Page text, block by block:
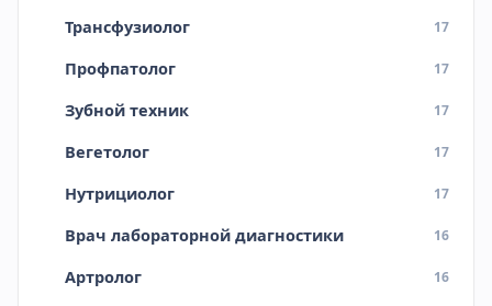
Трансфузиолог 17
Профпатолог 17
Зубной техник 17
Вегетолог 17
Нутрициолог 17
Врач лабораторной диагностики 16
Артролог 16